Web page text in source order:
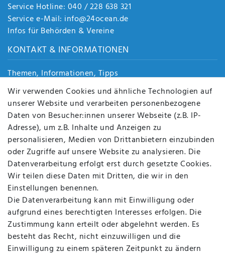
Service Hotline: 040 / 228 638 321
Service e-Mail: info@24ocean.de
Infos für Behörden & Vereine
KONTAKT & INFORMATIONEN
Themen, Informationen, Tipps
Jobs
Über uns
Kontakt
Datenschutz
AGB
FAQ
Batterieentsorgung
Altölverordnung
Impressum
BEQUEM UND SICHER BEZAHLEN MIT
Wir verwenden Cookies und ähnliche Technologien auf
unserer Website und verarbeiten personenbezogene
Daten von Besucher:innen unserer Webseite (z.B. IP-
Adresse), um z.B. Inhalte und Anzeigen zu
personalisieren, Medien von Drittanbietern einzubinden
oder Zugriffe auf unsere Website zu analysieren. Die
Datenverarbeitung erfolgt erst durch gesetzte Cookies.
Wir teilen diese Daten mit Dritten, die wir in den
Einstellungen benennen.
Die Datenverarbeitung kann mit Einwilligung oder
aufgrund eines berechtigten Interesses erfolgen. Die
Zustimmung kann erteilt oder abgelehnt werden. Es
besteht das Recht, nicht einzuwilligen und die
Einwilligung zu einem späteren Zeitpunkt zu ändern